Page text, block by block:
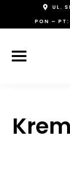
UL.
PON –